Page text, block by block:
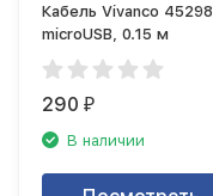
Кабель Vivanco 45298
microUSB, 0.15 м
290₽
В наличии